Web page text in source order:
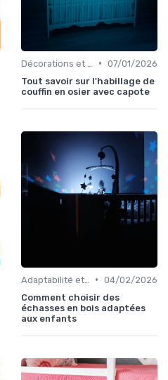
• 07/01/2026
Tout savoir sur l'habillage de
couffin en osier avec capote
• 04/02/2026
Comment choisir des
échasses en bois adaptées
aux enfants